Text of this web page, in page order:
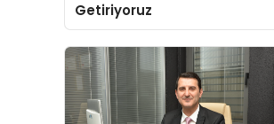
Getiriyoruz